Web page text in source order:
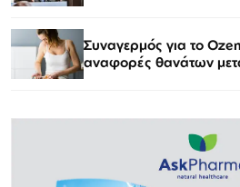
Συναγερμός για το
αναφορές θανάτων